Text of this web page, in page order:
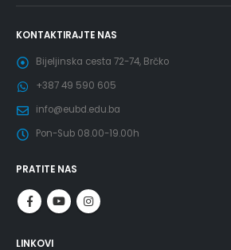
KONTAKTIRAJTE NAS
Bijeljinska cesta 72-74, Brčko
+387 49 590 605
info@eubd.edu.ba
Pon-Sub 08.00-19.00h
PRATITE NAS
LINKOVI